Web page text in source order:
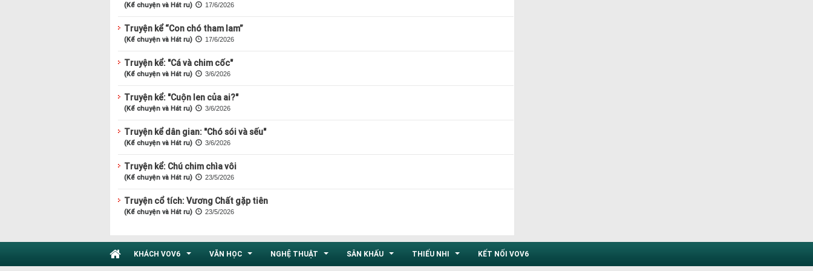
(Kể chuyện và Hát ru) 17/6/2026
Truyện kể “Con chó tham lam”
(Kể chuyện và Hát ru) 17/6/2026
Truyện kể: "Cá và chim cốc"
(Kể chuyện và Hát ru) 3/6/2026
Truyện kể: "Cuộn len của ai?"
(Kể chuyện và Hát ru) 3/6/2026
Truyện kể dân gian: "Chó sói và sếu"
(Kể chuyện và Hát ru) 3/6/2026
Truyện kể: Chú chim chìa vôi
(Kể chuyện và Hát ru) 23/5/2026
Truyện cổ tích: Vương Chất gặp tiên
(Kể chuyện và Hát ru) 23/5/2026
KHÁCH VOV6 VĂN HỌC NGHỆ THUẬT SÂN KHẤU THIẾU NHI KẾT NỐI VOV6